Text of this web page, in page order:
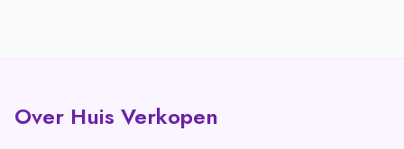
Over Huis Verkopen